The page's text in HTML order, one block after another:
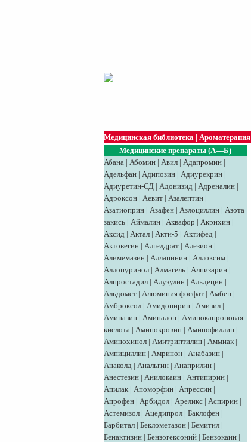
Медицинская библиотека | Ароматерапия
Медицинские препараты (А—Б)
Абана | Абомин | Авил | Адапромин |
Адельфан | Адипозин | Адиурекрин |
Адиуретин-СД | Адонизид | Адреналин |
Адроксон | Аевит | Азалептин |
Азатиоприн | Азафен | Азлоциллин | Азота
закись | Аймалин | Аквафор | Акрихин |
Аксид | Aктaл | Акти-5 | Актифед |
Актовегин | Алгелдрат | Алезион |
Алимемазин | Аллапинин | Аллоксим |
Аллопуринол | Алмагель | Алпизарин |
Алпростадил | Алузулин | Альдецин |
Альдомет | Алюминия фосфат | Амбен |
Амброксол | Амидопирин | Амизил |
Аминазин | Аминалон | Аминокапроновая
кислота | Аминокровин | Аминофиллин |
Аминохинол | Амитриптилин | Аммиак |
Ампициллин | Амринон | Анабазин |
Анаколд | Анальгин | Анаприлин |
Анестезин | Анилокаин | Антипирин |
Апилак | Апоморфин | Апрессин |
Апрофен | Арбидол | Ареликс | Аспирин |
Астемизол | Ацедипрол | Баклофен |
Барбитал | Беклометазон | Бемитил |
Бенактизин | Бензогексоний | Бензокаин |